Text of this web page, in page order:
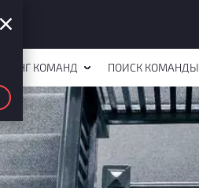
КОМАНД ПОИСК КОМАНДЫ
online